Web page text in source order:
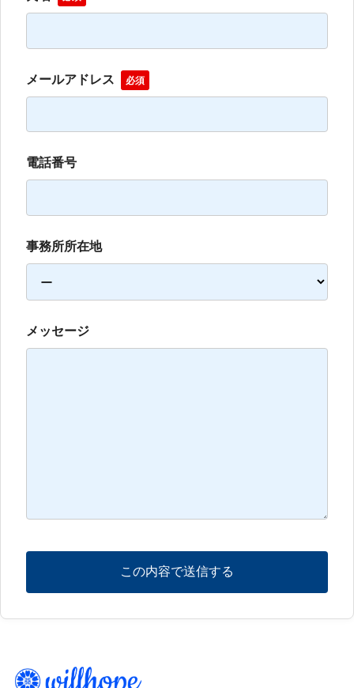
メールアドレス 必須
電話番号
事務所所在地
メッセージ